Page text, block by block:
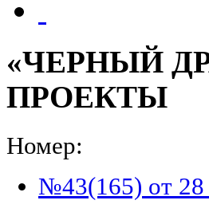
«ЧЕРНЫЙ
ПРОЕКТЫ
Номер:
№43(165) от 28